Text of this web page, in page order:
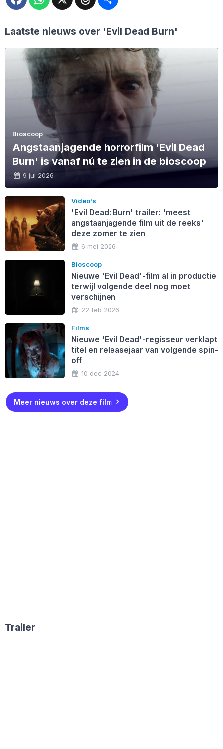
Laatste nieuws over 'Evil Dead Burn'
Bioscoop
Angstaanjagende horrorfilm 'Evil Dead
Burn' is vanaf nú te zien in de bioscoop
9 jul 2026
Video's
'Evil Dead: Burn' trailer: 'meest
angstaanjagende film uit de reeks'
deze zomer te zien
6 mei 2026
Bioscoop
Nieuwe 'Evil Dead'-film al in productie
terwijl volgende deel nog moet
verschijnen
22 feb 2026
Films
Nieuwe 'Evil Dead'-regisseur verklapt
titel en releasejaar van volgende spin-
off
10 dec 2024
Meer nieuws over deze film
Trailer